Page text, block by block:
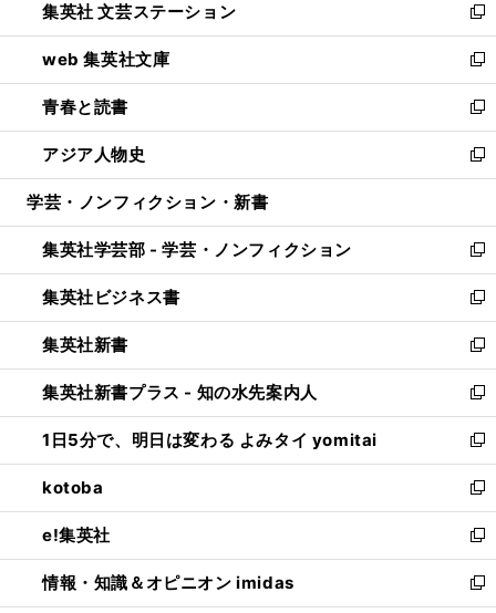
く
ィ
ン
ド
ウ
で
開
く
い
ウ
ィ
ン
ド
ウ
で
開
集英社 文芸ステーション
新
し
い
ウ
ィ
ン
ド
ウ
開
く
web 集英社文庫
新
し
い
ウ
ィ
ン
ウ
で
開
く
青春と読書
新
し
い
ウ
ン
ド
ウ
で
開
く
アジア人物史
新
し
ウ
ィ
ン
ド
ウ
で
開
く
学芸・ノンフィクション・新書
集英社学芸部 - 学芸・ノンフィクション
新
し
い
ウ
ィ
ン
ド
ウ
で
開
く
集英社ビジネス書
新
し
い
ウ
ィ
ン
ド
ウ
で
開
く
集英社新書
新
し
い
ウ
ィ
ン
ド
ウ
で
開
く
集英社新書プラス - 知の水先案内人
新
し
い
ウ
ィ
ン
ド
ウ
で
開
1日5分で、明日は変わる よみタイ yomitai
新
し
い
ウ
ィ
ン
ド
ウ
kotoba
新
し
い
ウ
ィ
ン
e!集英社
新
し
い
情報・知識＆オピニオン imidas
新